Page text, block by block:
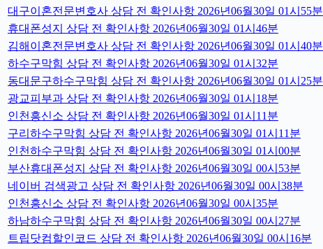
대구이혼전문변호사 상담 전 확인사항 2026년06월30일 01시55분
휴대폰성지 상담 전 확인사항 2026년06월30일 01시46분
김해이혼전문변호사 상담 전 확인사항 2026년06월30일 01시40분
하수구막힘 상담 전 확인사항 2026년06월30일 01시32분
동대문구하수구막힘 상담 전 확인사항 2026년06월30일 01시25분
광교피부과 상담 전 확인사항 2026년06월30일 01시18분
인천흥신소 상담 전 확인사항 2026년06월30일 01시11분
구리하수구막힘 상담 전 확인사항 2026년06월30일 01시11분
인천하수구막힘 상담 전 확인사항 2026년06월30일 01시00분
부산휴대폰성지 상담 전 확인사항 2026년06월30일 00시53분
네이버 검색광고 상담 전 확인사항 2026년06월30일 00시38분
인천흥신소 상담 전 확인사항 2026년06월30일 00시35분
하남하수구막힘 상담 전 확인사항 2026년06월30일 00시27분
트립닷컴할인코드 상담 전 확인사항 2026년06월30일 00시16분